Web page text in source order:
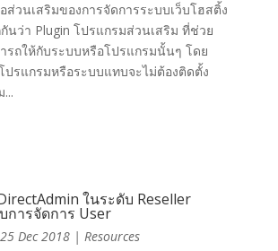
ส่วนเสริมของการจัดการระบบเว็บโฮสติ้ง
กันว่า Plugin โปรแกรมส่วนเสริม ที่ช่วย
รถให้กับระบบหรือโปรแกรมนั้นๆ โดย
รแกรมหรือระบบแทบจะไม่ต้องติดตั้ง
ในระดับ Reseller
การจัดการ User
25 Dec 2018| Resources